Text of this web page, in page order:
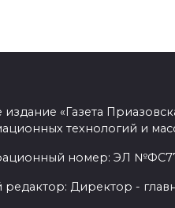
издание «Газета
технологий и
номер: ЭЛ
редактор: Директор -